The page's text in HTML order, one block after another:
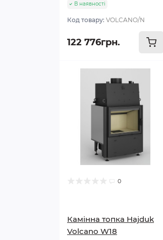
В наявності
Код товару: VOLCANO/N
122 776грн.
0
Камінна топка Hajduk
Volcano W18